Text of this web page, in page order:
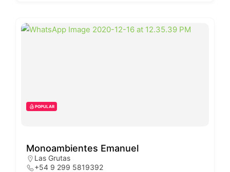
POPULAR
Monoambientes Emanuel
Las Grutas
+54 9 299 5819392